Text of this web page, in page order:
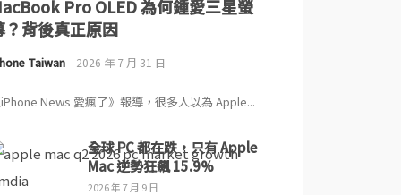
Pro OLED 為何鍾愛三星螢
？背後真正原因
Taiwan 2026 年 7 月 31 日
News 愛瘋了》報導，很多人以為 Apple...
全球 PC 都在跌，只有 Apple
Mac 逆勢狂飆 15.9%
2026 年 7 月 9 日